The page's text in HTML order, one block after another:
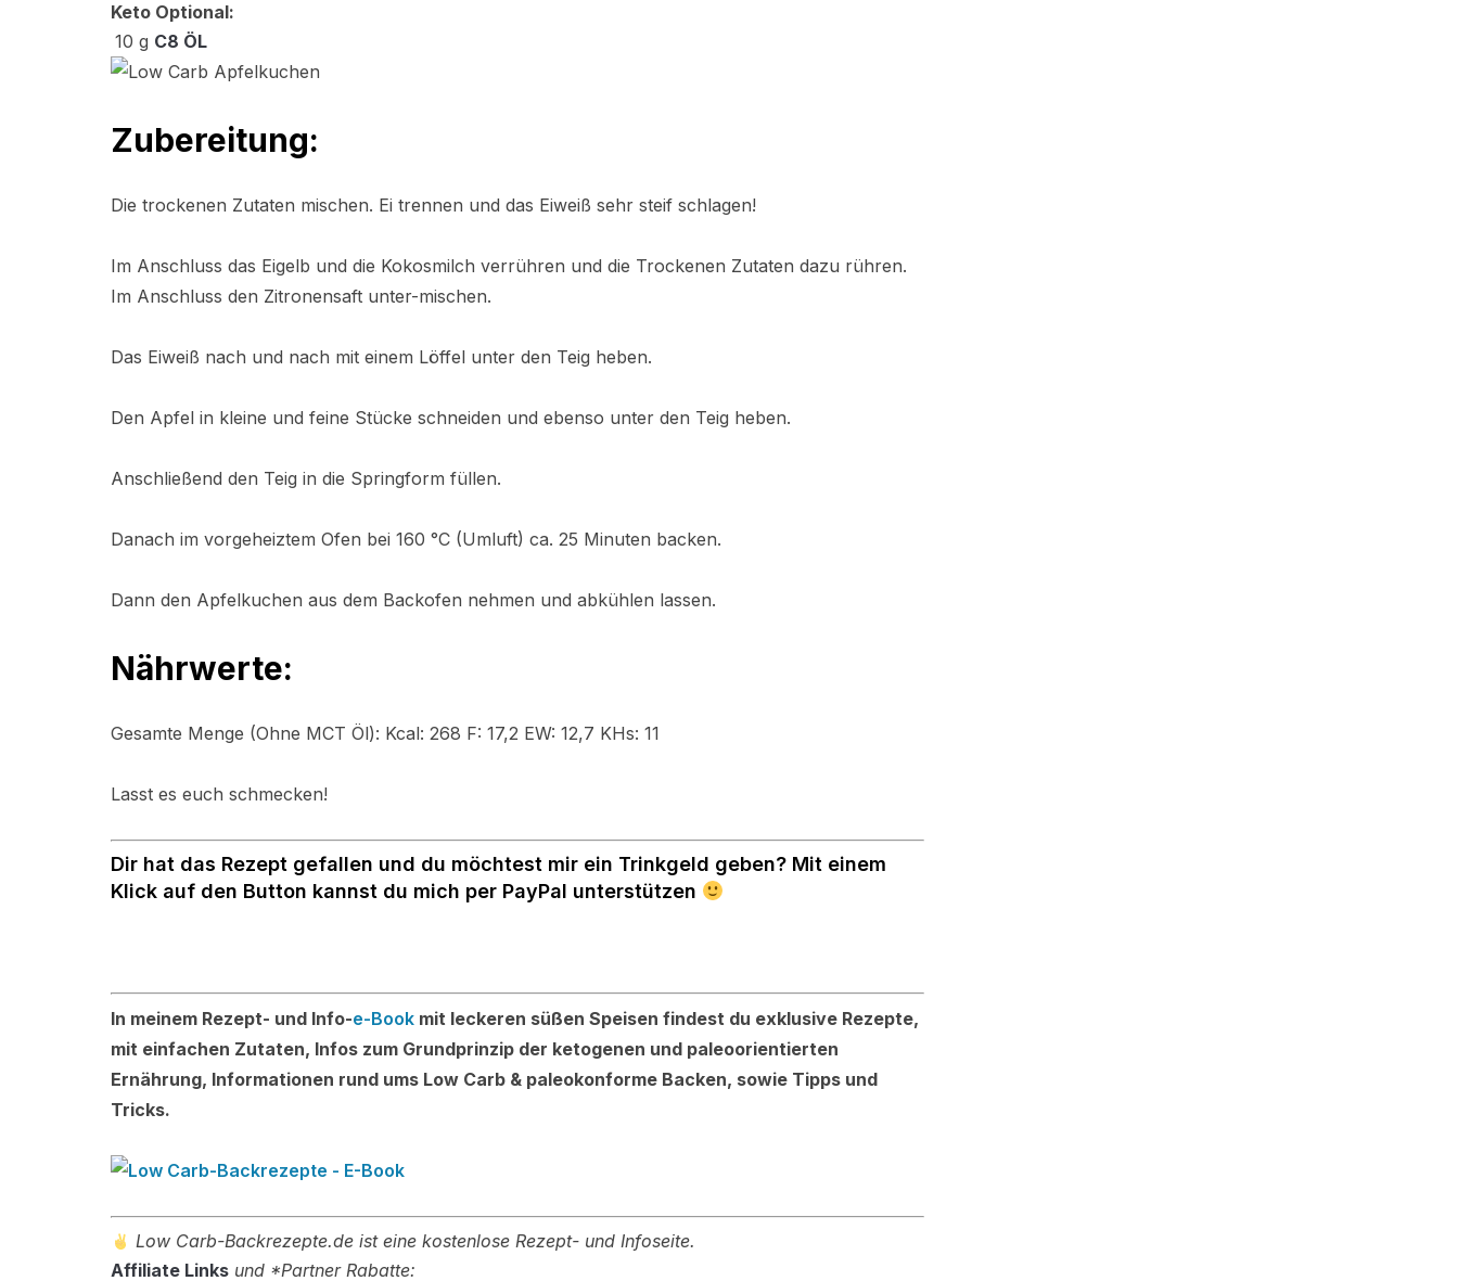
Keto Optional:
10 g C8 ÖL
Zubereitung:
Die trockenen Zutaten mischen. Ei trennen und das Eiweiß sehr steif schlagen!
Im Anschluss das Eigelb und die Kokosmilch verrühren und die Trockenen Zutaten dazu rühren.
Im Anschluss den Zitronensaft unter-mischen.
Das Eiweiß nach und nach mit einem Löffel unter den Teig heben.
Den Apfel in kleine und feine Stücke schneiden und ebenso unter den Teig heben.
Anschließend den Teig in die Springform füllen.
Danach im vorgeheiztem Ofen bei 160 °C (Umluft) ca. 25 Minuten backen.
Dann den Apfelkuchen aus dem Backofen nehmen und abkühlen lassen.
Nährwerte:
Gesamte Menge (Ohne MCT Öl): Kcal: 268 F: 17,2 EW: 12,7 KHs: 11
Lasst es euch schmecken!
Dir hat das Rezept gefallen und du möchtest mir ein Trinkgeld geben? Mit einem
Klick auf den Button kannst du mich per PayPal unterstützen
In meinem Rezept- und Info-e-Book mit leckeren süßen Speisen findest du exklusive Rezepte,
mit einfachen Zutaten, Infos zum Grundprinzip der ketogenen und paleoorientierten
Ernährung, Informationen rund ums Low Carb & paleokonforme Backen, sowie Tipps und
Tricks.
Low Carb-Backrezepte.de ist eine kostenlose Rezept- und Infoseite.
Affiliate Links und *Partner Rabatte: